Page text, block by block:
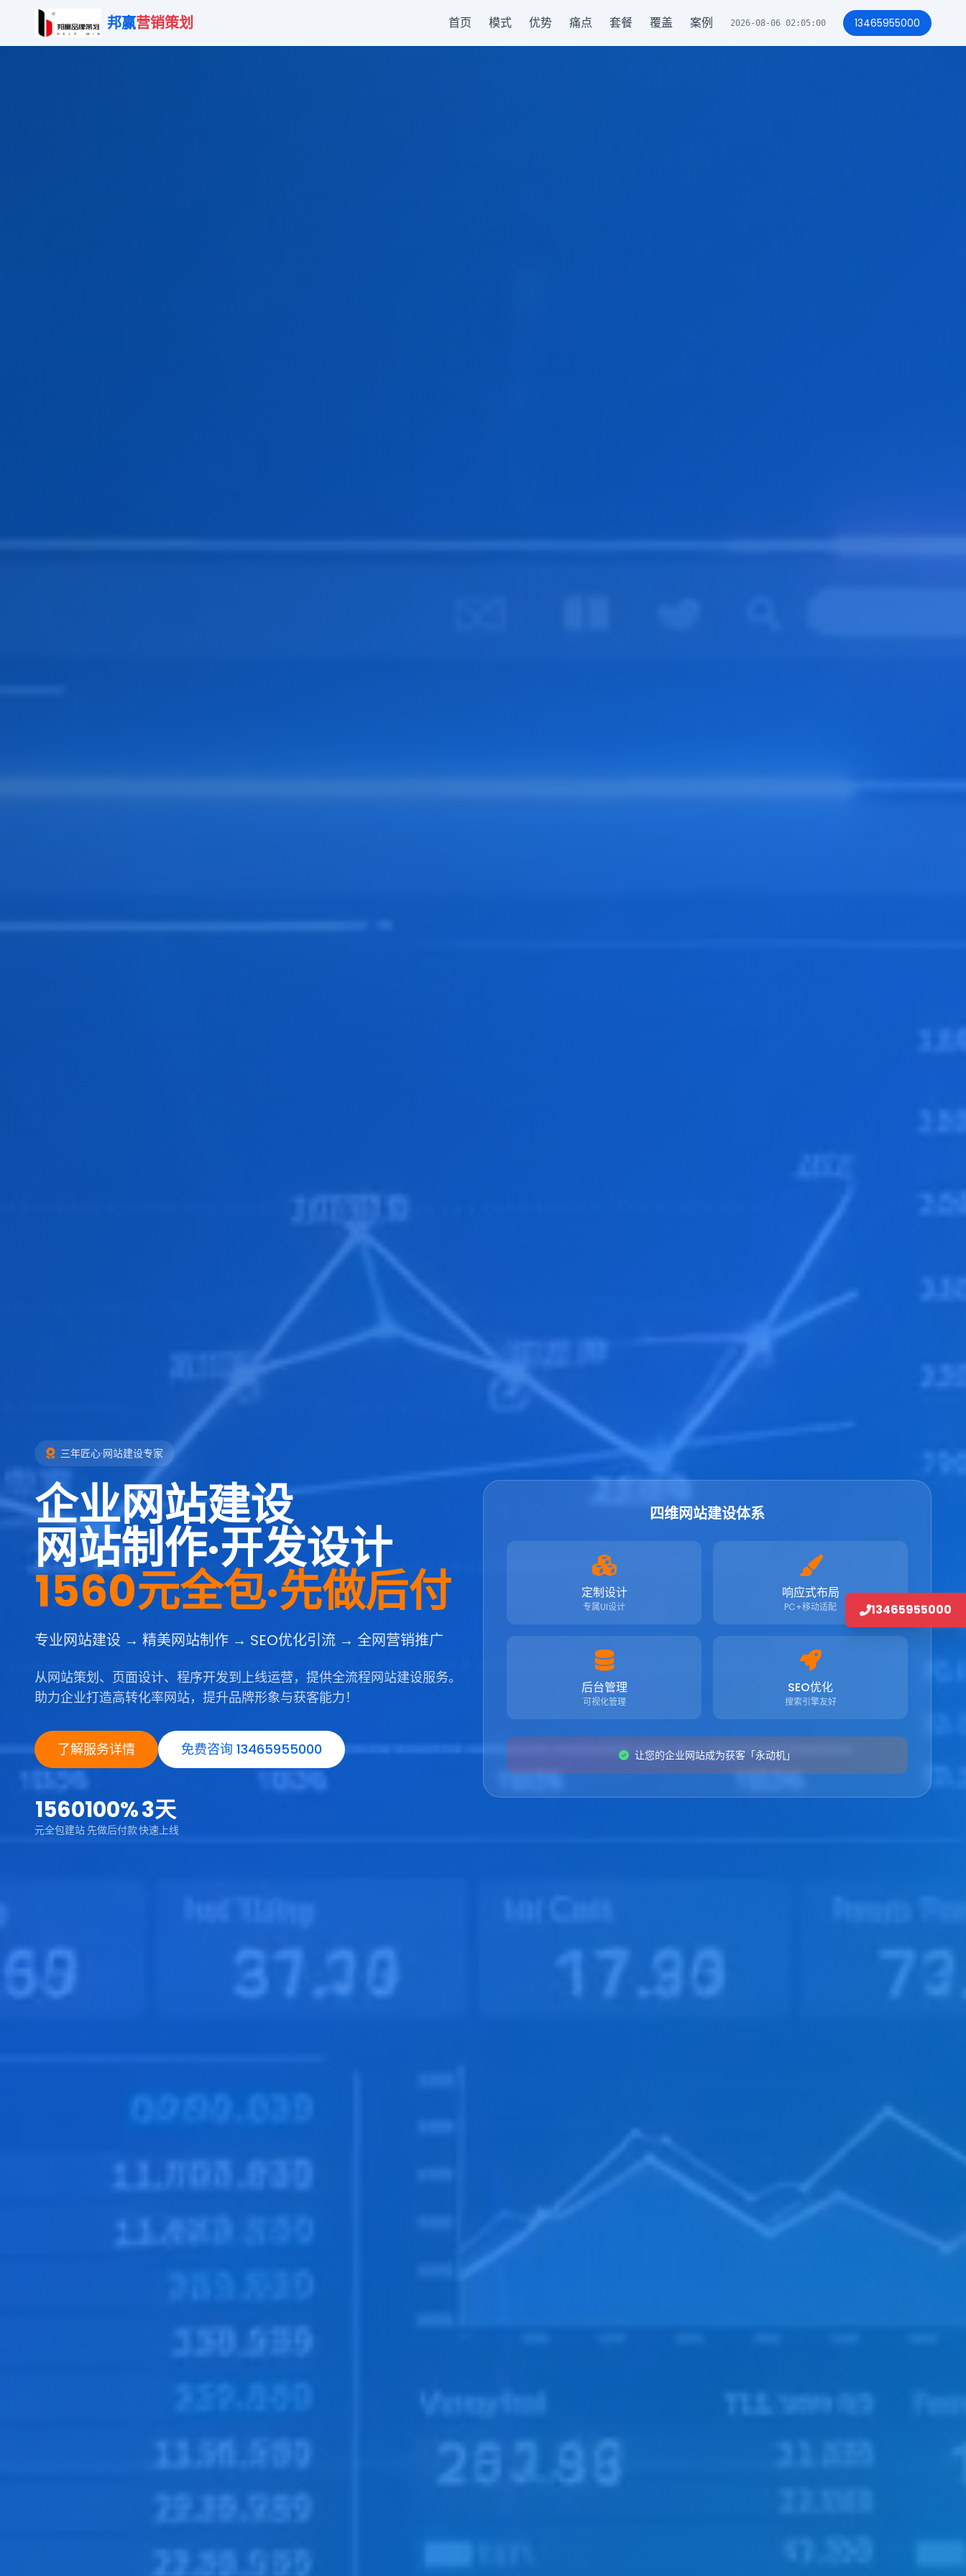
邦赢营销策划 首页 模式 优势 痛点 套餐 覆盖 案例 2026-08-06 02:05:04 13465955000
三年匠心·网站建设专家
企业网站建设
网站制作·开发设计
1560元全包·先做后付
专业网站建设 → 精美网站制作 → SEO优化引流 → 全网营销推广
从网站策划、页面设计、程序开发到上线运营，提供全流程网站建设服务。
助力企业打造高转化率网站，提升品牌形象与获客能力！
了解服务详情 免费咨询 13465955000
1560
元全包建站
100%
先做后付款
3天
快速上线
四维网站建设体系
定制设计
专属UI设计
响应式布局
PC+移动适配
后台管理
可视化管理
SEO优化
搜索引擎友好
让您的企业网站成为获客「永动机」
13465955000